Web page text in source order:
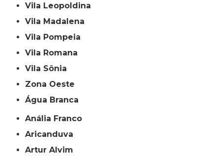
Vila Leopoldina
Vila Madalena
Vila Pompeia
Vila Romana
Vila Sônia
Zona Oeste
Água Branca
Anália Franco
Aricanduva
Artur Alvim